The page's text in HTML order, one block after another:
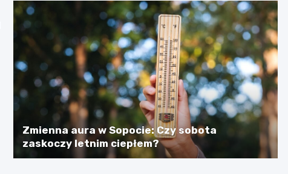
Zmienna aura w Sopocie: Czy sobota
zaskoczy letnim ciepłem?